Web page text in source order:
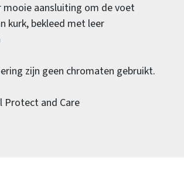
aansluiting om de voet
kurk, bekleed met leer
zijn geen chromaten gebruikt.
Protect and Care